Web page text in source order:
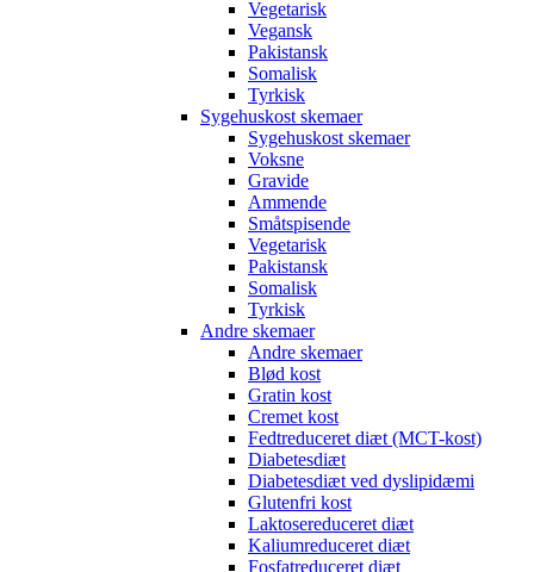
Vegetarisk
Vegansk
Pakistansk
Somalisk
Tyrkisk
Sygehuskost skemaer
Sygehuskost skemaer
Voksne
Gravide
Ammende
Småtspisende
Vegetarisk
Pakistansk
Somalisk
Tyrkisk
Andre skemaer
Andre skemaer
Blød kost
Gratin kost
Cremet kost
Fedtreduceret diæt (MCT-kost)
Diabetesdiæt
Diabetesdiæt ved dyslipidæmi
Glutenfri kost
Laktosereduceret diæt
Kaliumreduceret diæt
Fosfatreduceret diæt